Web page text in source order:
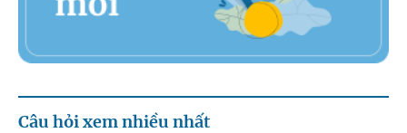
Câu hỏi xem nhiều nhất